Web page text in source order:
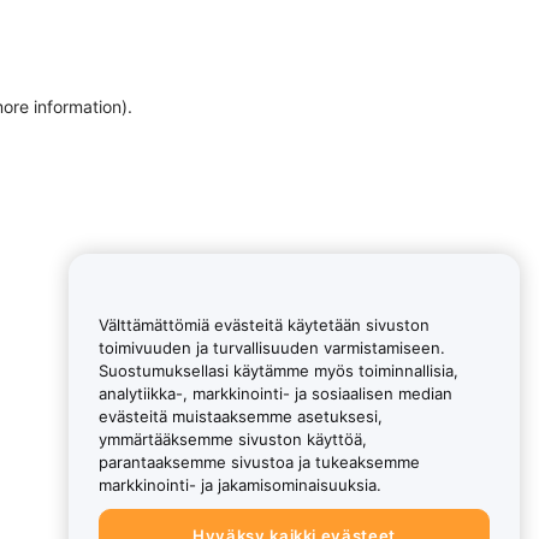
information).
Välttämättömiä evästeitä käytetään sivuston
toimivuuden ja turvallisuuden varmistamiseen.
Suostumuksellasi käytämme myös toiminnallisia,
analytiikka-, markkinointi- ja sosiaalisen median
evästeitä muistaaksemme asetuksesi,
ymmärtääksemme sivuston käyttöä,
parantaaksemme sivustoa ja tukeaksemme
markkinointi- ja jakamisominaisuuksia.